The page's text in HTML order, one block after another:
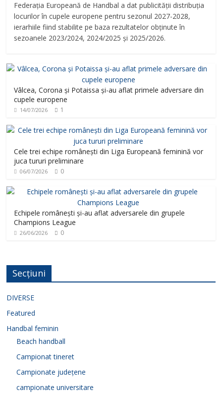
Federația Europeană de Handbal a dat publicității distribuția
locurilor în cupele europene pentru sezonul 2027-2028,
ierarhiile fiind stabilite pe baza rezultatelor obținute în
sezoanele 2023/2024, 2024/2025 și 2025/2026.
Vâlcea, Corona și Potaissa și-au aflat primele adversare din
cupele europene
14/07/2026 1
Cele trei echipe românești din Liga Europeană feminină vor
juca tururi preliminare
06/07/2026 0
Echipele românești și-au aflat adversarele din grupele
Champions League
26/06/2026 0
Secțiuni
DIVERSE
Featured
Handbal feminin
Beach handball
Campionat tineret
Campionate județene
campionate universitare